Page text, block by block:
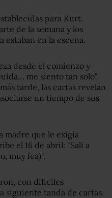
para Kurt.
de la semana y los
estaban en la escena.
desde el comienzo y
me siento tan solo",
tarde, las cartas revelan
un tiempo de sus
madre que le exigía
el 16 de abril: "Salí a
muy fea)".
con difíciles
siguiente tanda de cartas.